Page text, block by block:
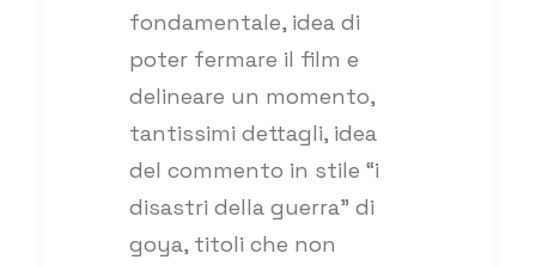
fondamentale, idea di
poter fermare il film e
delineare un momento,
tantissimi dettagli, idea
del commento in stile “i
disastri della guerra” di
goya, titoli che non